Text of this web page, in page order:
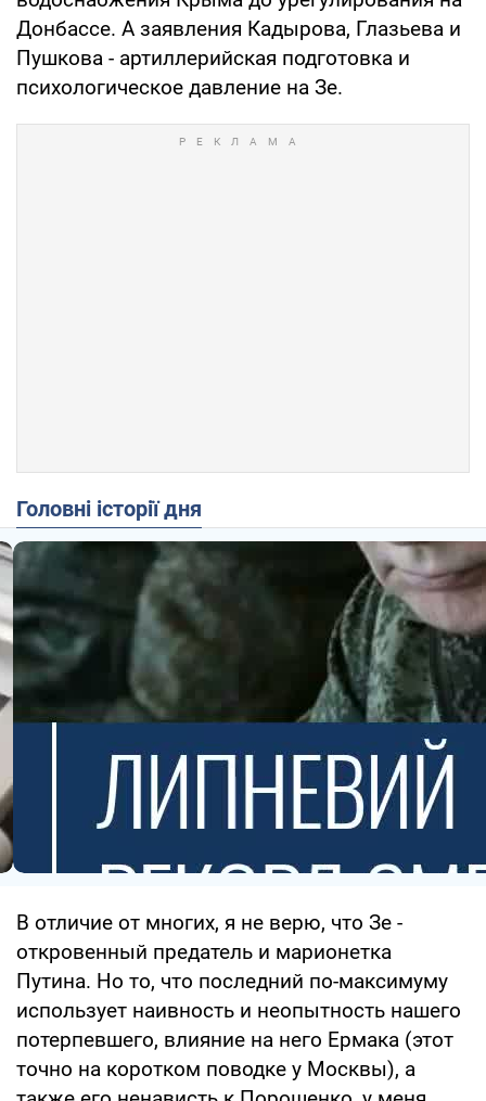
Донбассе. А заявления Кадырова, Глазьева и
Пушкова - артиллерийская подготовка и
психологическое давление на Зе.
Головні історії дня
В отличие от многих, я не верю, что Зе -
откровенный предатель и марионетка
Путина. Но то, что последний по-максимуму
использует наивность и неопытность нашего
потерпевшего, влияние на него Ермака (этот
точно на коротком поводке у Москвы), а